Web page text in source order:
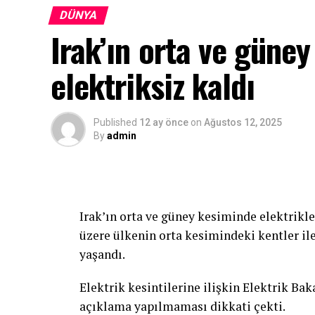
DÜNYA
Irak’ın orta ve
elektriksiz kaldı
Published 12 ay önce on Ağustos 12, 2025
Byadmin
Irak’ın orta ve güney kesiminde
üzere ülkenin orta kesimindeki kentler
yaşandı.
Elektrik kesintilerine ilişkin Elektrik
açıklama yapılmaması dikkati çekti.